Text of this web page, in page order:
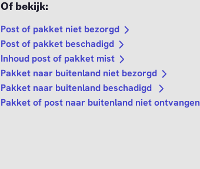
Of bekijk:
Post of pakket niet bezorgd
Post of pakket beschadigd
Inhoud post of pakket mist
Pakket naar buitenland niet bezorgd
Pakket naar buitenland beschadigd
Pakket of post naar buitenland niet ontvangen